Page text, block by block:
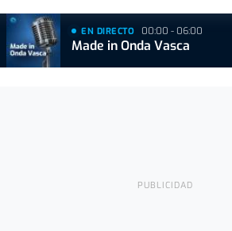
EN DIRECTO 00:00 - 06:00
Made in Onda Vasca